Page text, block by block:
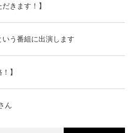
きます！】
う番組に出演します
】
ん